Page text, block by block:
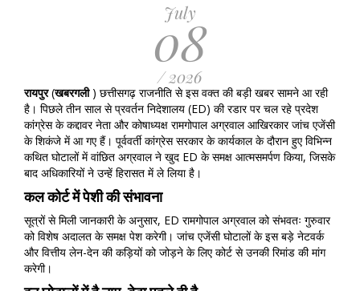
July
08
/ 2026
रायपुर(खबरगली) छत्तीसगढ़ राजनीति से इस वक्त की बड़ी खबर सामने आ रही
है। पिछले तीन साल से प्रवर्तन निदेशालय (ED) की रडार पर चल रहे प्रदेश
कांग्रेस के कद्दावर नेता और कोषाध्यक्ष रामगोपाल अग्रवाल आखिरकार जांच एजेंसी
के शिकंजे में आ गए हैं। पूर्ववर्ती कांग्रेस सरकार के कार्यकाल के दौरान हुए विभिन्न
कथित घोटालों में वांछित अग्रवाल ने खुद ED के समक्ष आत्मसमर्पण किया, जिसके
बाद अधिकारियों ने उन्हें हिरासत में ले लिया है।
कल कोर्ट में पेशी की संभावना
सूत्रों से मिली जानकारी के अनुसार, ED रामगोपाल अग्रवाल को संभवतः गुरुवार
को विशेष अदालत के समक्ष पेश करेगी। जांच एजेंसी घोटालों के इस बड़े नेटवर्क
और वित्तीय लेन-देन की कड़ियों को जोड़ने के लिए कोर्ट से उनकी रिमांड की मांग
करेगी।